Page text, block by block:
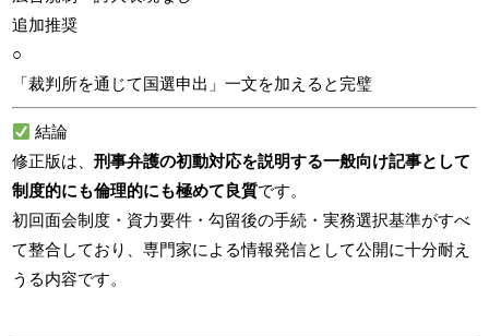
追加推奨
○
「裁判所を通じて国選申出」一文を加えると完璧
結論
修正版は、刑事弁護の初動対応を説明する一般向け記事として
制度的にも倫理的にも極めて良質です。
初回面会制度・資力要件・勾留後の手続・実務選択基準がすべ
て整合しており、専門家による情報発信として公開に十分耐え
うる内容です。